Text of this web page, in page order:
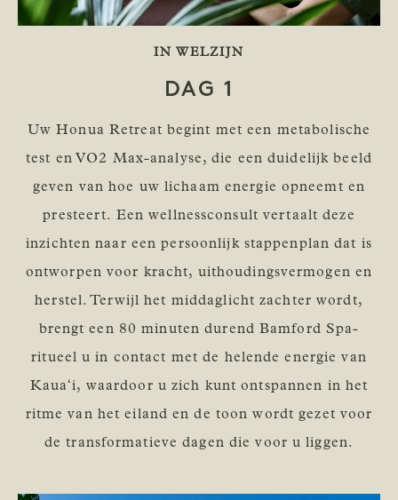
SLOGAN GEWORTELD
IN WELZIJN
DAG 1
Uw Honua Retreat begint met een metabolische
test en VO2 Max-analyse, die een duidelijk beeld
geven van hoe uw lichaam energie opneemt en
presteert. Een wellnessconsult vertaalt deze
inzichten naar een persoonlijk stappenplan dat is
ontworpen voor kracht, uithoudingsvermogen en
herstel. Terwijl het middaglicht zachter wordt,
brengt een 80 minuten durend Bamford Spa-
ritueel u in contact met de helende energie van
Kauaʻi, waardoor u zich kunt ontspannen in het
ritme van het eiland en de toon wordt gezet voor
de transformatieve dagen die voor u liggen.